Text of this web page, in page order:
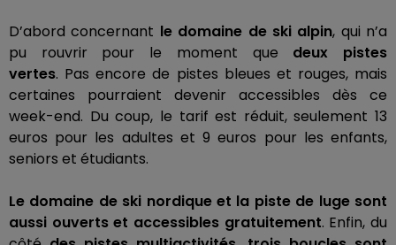
D’abord concernant le domaine de ski alpin, qui n’a
pu rouvrir pour le moment que deux pistes
vertes. Pas encore de pistes bleues et rouges, mais
certaines pourraient devenir accessibles dès ce
week-end. Du coup, le tarif est réduit, seulement 13
euros pour les adultes et 9 euros pour les enfants,
seniors et étudiants.
Le domaine de ski nordique et la piste de luge sont
aussi ouverts et accessibles gratuitement. Enfin, du